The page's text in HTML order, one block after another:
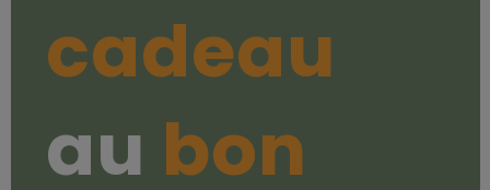
cadeau
au bon